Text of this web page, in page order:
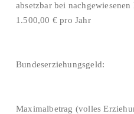
absetzbar bei
1.500,00 € pro Jahr
Bundeserziehungsgeld: